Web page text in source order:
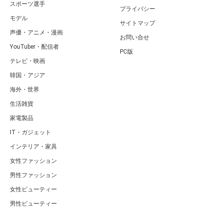
スポーツ選手
モデル
声優・アニメ・漫画
YouTuber・配信者
テレビ・映画
韓国・アジア
海外・世界
生活雑貨
家電製品
IT・ガジェット
インテリア・家具
女性ファッション
男性ファッション
女性ビューティー
男性ビューティー
プライバシー
サイトマップ
お問い合せ
PC版